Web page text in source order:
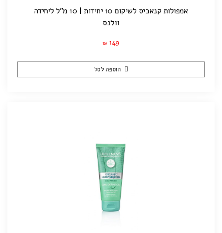
אמפולות קנאביס לשיקום 10 יחידות | 10 מ"ל ליחידה
וולנס
₪ 149
הוספה לסל